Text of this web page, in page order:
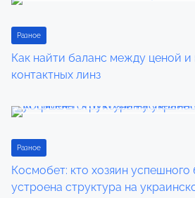
Разное
Как найти баланс между ценой
контактных линз
Разное
Космобет: кто хозяин успешного
устроена структура на